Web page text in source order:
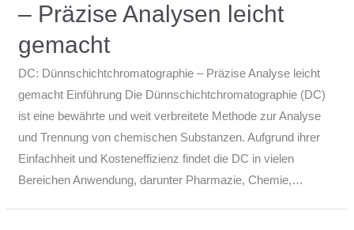
– Präzise Analysen leicht
gemacht
DC: Dünnschichtchromatographie – Präzise Analyse leicht
gemacht Einführung Die Dünnschichtchromatographie (DC)
ist eine bewährte und weit verbreitete Methode zur Analyse
und Trennung von chemischen Substanzen. Aufgrund ihrer
Einfachheit und Kosteneffizienz findet die DC in vielen
Bereichen Anwendung, darunter Pharmazie, Chemie,…